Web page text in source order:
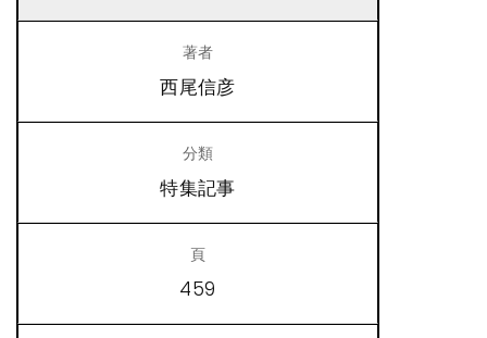
西尾信彦
特集記事
459